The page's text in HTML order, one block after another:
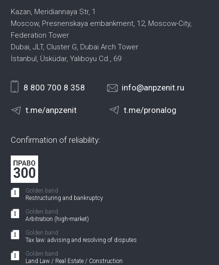
Kazan, Meridiannaya Str, 1
Moscow, Presnenskaya embankment, 12, Moscow-City,
Federation Tower
Dubai, JLT, Cluster G, Dubai Arch Tower
İstanbul, Üsküdar, Yalıboyu Cd., 69
8 800 700 8 358 info@anpzenit.ru
t.me/anpzenit t.me/pronalog
Confirmation of reliability:
Golden band
Restructuring and bankruptcy
Golden band
Arbitration (high-market)
Golden band
Tax law: advising and resolving of disputes
Golden band
Land Law / Real Estate / Construction